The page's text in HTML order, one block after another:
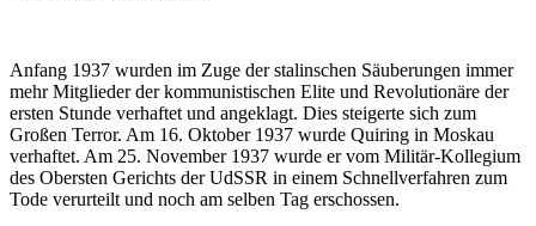
Anfang 1937 wurden im Zuge der stalinschen Säuberungen immer
mehr Mitglieder der kommunistischen Elite und Revolutionäre der
ersten Stunde verhaftet und angeklagt. Dies steigerte sich zum
Großen Terror. Am 16. Oktober 1937 wurde Quiring in Moskau
verhaftet. Am 25. November 1937 wurde er vom Militär-Kollegium
des Obersten Gerichts der UdSSR in einem Schnellverfahren zum
Tode verurteilt und noch am selben Tag erschossen.